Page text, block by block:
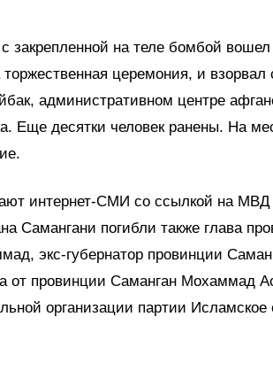
закрепленной на теле бомбой
торжественная церемония, и
административном центре
Еще десятки человек ранены. На
интернет-СМИ со ссылкой на МВД
Самангани погибли также глава
экс-губернатор провинции
от провинции Саманган Мохаммад
организации партии